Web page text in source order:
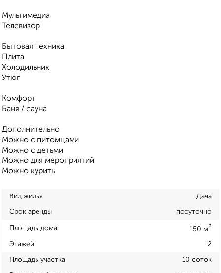
Мультимедиа
Телевизор
Бытовая техника
Плита
Холодильник
Утюг
Комфорт
Баня / сауна
Дополнительно
Можно с питомцами
Можно с детьми
Можно для мероприятий
Можно курить
Вид жилья Дача
Срок аренды посуточно
Площадь дома 150 м2
Этажей 2
Площадь участка 10 соток